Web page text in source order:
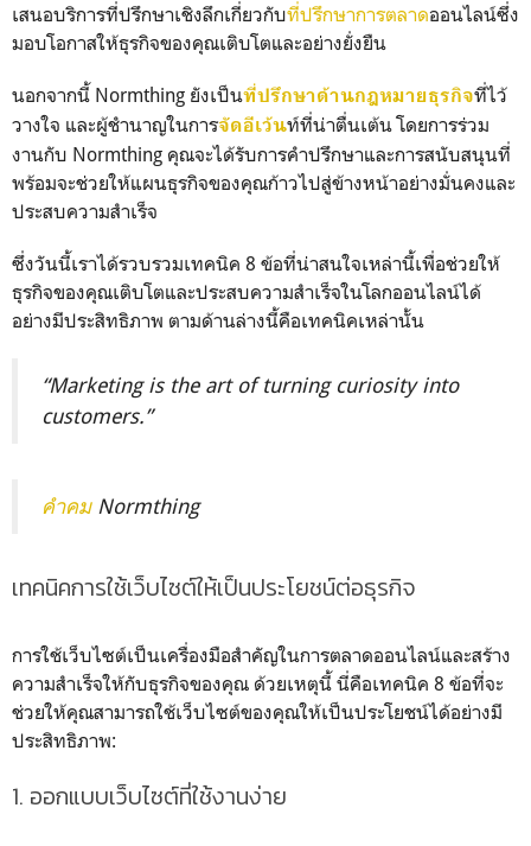
เสนอบริการที่ปรึกษาเชิงลึกเกี่ยวกับที่ปรึกษาการตลาดออนไลน์ซึ่ง
มอบโอกาสให้ธุรกิจของคุณเติบโตและอย่างยั่งยืน
นอกจากนี้ Normthing ยังเป็นที่ปรึกษาด้านกฎหมายธุรกิจที่ไว้
วางใจ และผู้ชำนาญในการจัดอีเว้นท์ที่น่าตื่นเต้น โดยการร่วม
งานกับ Normthing คุณจะได้รับการคำปรึกษาและการสนับสนุนที่
พร้อมจะช่วยให้แผนธุรกิจของคุณก้าวไปสู่ข้างหน้าอย่างมั่นคงและ
ประสบความสำเร็จ
ซึ่งวันนี้เราได้รวบรวมเทคนิค 8 ข้อที่น่าสนใจเหล่านี้เพื่อช่วยให้
ธุรกิจของคุณเติบโตและประสบความสำเร็จในโลกออนไลน์ได้
อย่างมีประสิทธิภาพ ตามด้านล่างนี้คือเทคนิคเหล่านั้น
“Marketing is the art of turning curiosity into
customers.”
คำคมNormthing
เทคนิคการใช้เว็บไซต์ให้เป็นประโยชน์ต่อธุรกิจ
การใช้เว็บไซต์เป็นเครื่องมือสำคัญในการตลาดออนไลน์และสร้าง
ความสำเร็จให้กับธุรกิจของคุณ ด้วยเหตุนี้ นี่คือเทคนิค 8 ข้อที่จะ
ช่วยให้คุณสามารถใช้เว็บไซต์ของคุณให้เป็นประโยชน์ได้อย่างมี
ประสิทธิภาพ:
1. ออกแบบเว็บไซต์ที่ใช้งานง่าย